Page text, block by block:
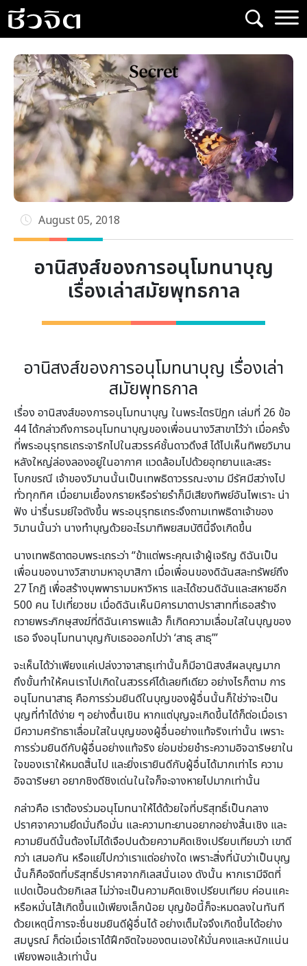
Skip
to
content
August 05, 2018
อานิสงส์ของการอนุโมทนาบุญ
เรื่องเล่าสมัยพุทธกาล
อานิสงส์ของการอนุโมทนาบุญ เรื่องเล่า
สมัยพุทธกาล
เรื่อง อานิสงส์ของการอนุโมทนาบุญ ในพระไตรปิฎก เล่มที่ 26 ข้อ
44 ได้กล่าวถึงการอนุโมทนาบุญของเพื่อนนางวิสาขาไว้ว่า เมื่อครั้ง
ที่พระอนุรุทธเถระจาริกไปในสวรรค์ชั้นดาวดึงส์ ได้ไปเห็นทิพยวิมาน
หลังใหญ่ล่องลองอยู่ในอากาศ แวดล้อมไปด้วยอุทยานและสระ
โบกขรณี เจ้าของวิมานนั้นเป็นเทพธิดาวรรณะงาม มีรัศมีสว่างไป
ทั่วทุกทิศ เมื่อยามเยื้องกรายหรือร่ายรำก็มีเสียงทิพย์อันไพเราะ น่า
ฟัง น่ารื่นรมย์ใจดังขึ้น พระอนุรุทธเถระจึงถามเทพธิดาเจ้าของ
วิมานนั้นว่า นางทำบุญด้วยอะไรมาทิพยสมบัตินี้จึงเกิดขึ้น
นางเทพธิดาตอบพระเถระว่า “ข้าแต่พระคุณเจ้าผู้เจริญ ดิฉันเป็น
เพื่อนของนางวิสาขามหาอุบาสิกา เมื่อเพื่อนของดิฉันสละทรัพย์ถึง
27 โกฏิ เพื่อสร้างบุพพารามมหาวิหาร และได้ชวนดิฉันและสหายอีก
500 คน ไปเที่ยวชม เมื่อดิฉันเห็นมิคารมาตาปราสาทที่เธอสร้าง
ถวายพระภิกษุสงฆ์ที่ดิฉันเคารพแล้ว ก็เกิดความเลื่อมใสในบุญของ
เธอ จึงอนุโมทนาบุญกับเธอออกไปว่า ‘สาธุ สาธุ’”
จะเห็นได้ว่าเพียงแค่เปล่งวาจาสาธุเท่านั้นก็มีอานิสงส์ผลบุญมาก
ถึงขั้นทำให้คนเราไปเกิดในสวรรค์ได้เลยทีเดียว อย่างไรก็ตาม การ
อนุโมทนาสาธุ คือการร่วมยินดีในบุญของผู้อื่นนั้นก็ใช่ว่าจะเป็น
บุญที่ทำได้ง่าย ๆ อย่างตื้นเขิน หากแต่บุญจะเกิดขึ้นได้ก็ต่อเมื่อเรา
มีความศรัทธาเลื่อมใสในบุญของผู้อื่นอย่างแท้จริงเท่านั้น เพราะ
การร่วมยินดีกับผู้อื่นอย่างแท้จริง ย่อมช่วยชำระความอิจฉาริษยาใน
ใจของเราให้หมดสิ้นไป และยิ่งเรายินดีกับผู้อื่นได้มากเท่าไร ความ
อิจฉาริษยา อยากชิงดีชิงเด่นในใจก็จะจางหายไปมากเท่านั้น
กล่าวคือ เราต้องร่วมอนุโมทนาให้ได้ด้วยใจที่บริสุทธิ์เป็นกลาง
ปราศจาความยึดมั่นถือมั่น และความทะยานอยากอย่างสิ้นเชิง และ
ความยินดีนั้นต้องไม่ได้เจือปนด้วยความคิดเชิงเปรียบเทียบว่า เขาดี
กว่า เสมอกัน หรือแย่ไปกว่าเราแต่อย่างใด เพราะสิ่งที่นับว่าเป็นบุญ
นั้นก็คือจิตที่บริสุทธิ์ปราศจากกิเลสนั่นเอง ดังนั้น หากเรามีจิตที่
แปดเปื้อนด้วยกิเลส ไม่ว่าจะเป็นความคิดเชิงเปรียบเทียบ ค่อนแคะ
หรือหมั่นไส้เกิดขึ้นแม้เพียงเล็กน้อย บุญข้อนี้ก็จะหมดลงในทันที
ด้วยเหตุนี้การจะชื่นชมยินดีผู้อื่นได้ อย่างเต็มใจจึงเกิดขึ้นได้อย่าง
สมบูรณ์ ก็ต่อเมื่อเราได้ฝึกจิตใจของตนเองให้มั่นคงและหนักแน่น
เพียงพอแล้วเท่านั้น